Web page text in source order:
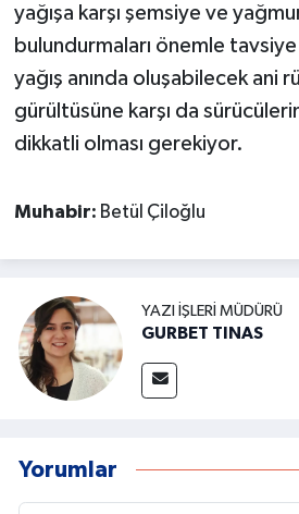
yağışa karşı şemsiye ve
bulundurmaları önemle
yağış anında oluşabilecek ani
gürültüsüne karşı da
dikkatli olması gerekiyor.
Muhabir: Betül Çiloğlu
YAZI İŞLERI MÜDÜRÜ
GURBET TINAS
Yorumlar